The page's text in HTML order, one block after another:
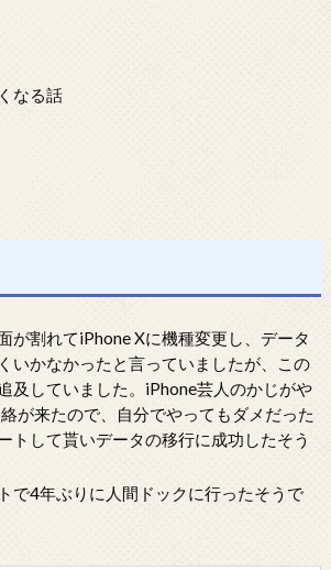
なる話
が割れてiPhone Xに機種変更し、データ
いかなかったと言っていましたが、この
及していました。iPhone芸人のかじがや
が来たので、自分でやってもダメだった
トして貰いデータの移行に成功したそう
で4年ぶりに人間ドックに行ったそうで